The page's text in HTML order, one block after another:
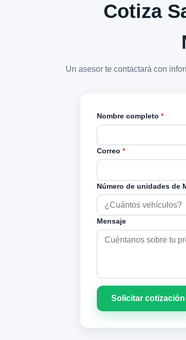
Cotiza
Un asesor te contactará con
Nombre completo *
Correo *
Número de unidades de
Mensaje
Solicitar cotización